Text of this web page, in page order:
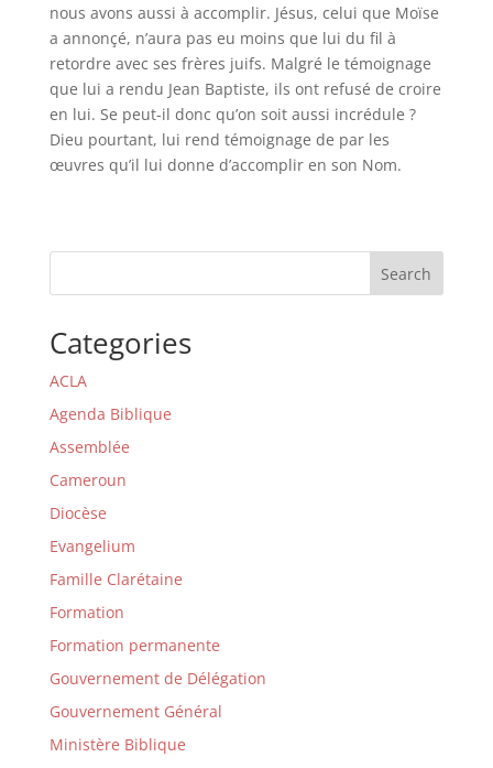
nous avons aussi à accomplir. Jésus, celui que Moïse
a annonçé, n’aura pas eu moins que lui du fil à
retordre avec ses frères juifs. Malgré le témoignage
que lui a rendu Jean Baptiste, ils ont refusé de croire
en lui. Se peut-il donc qu’on soit aussi incrédule ?
Dieu pourtant, lui rend témoignage de par les
œuvres qu’il lui donne d’accomplir en son Nom.
Search
Categories
ACLA
Agenda Biblique
Assemblée
Cameroun
Diocèse
Evangelium
Famille Clarétaine
Formation
Formation permanente
Gouvernement de Délégation
Gouvernement Général
Ministère Biblique